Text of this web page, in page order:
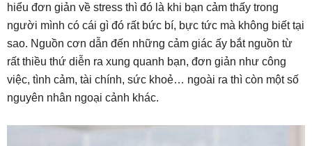
hiểu đơn giản về stress thì đó là khi bạn cảm thấy trong
người mình có cái gì đó rất bức bí, bực tức mà không biết tại
sao. Nguồn cơn dẫn đến những cảm giác ấy bắt nguồn từ
rất thiều thứ diễn ra xung quanh bạn, đơn giản như công
việc, tình cảm, tài chính, sức khoẻ… ngoài ra thì còn một số
nguyên nhân ngoại cảnh khác.